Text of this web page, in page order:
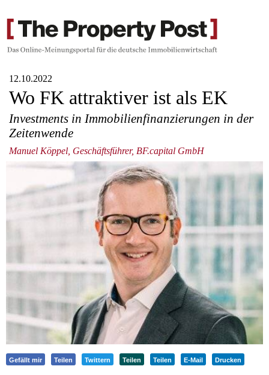
12.10.2022
Wo FK attraktiver ist als EK
Investments in Immobilienfinanzierungen in der
Zeitenwende
Manuel Köppel, Geschäftsführer, BF.capital GmbH
Gefällt mir Teilen Twittern Teilen Teilen E-Mail Drucken